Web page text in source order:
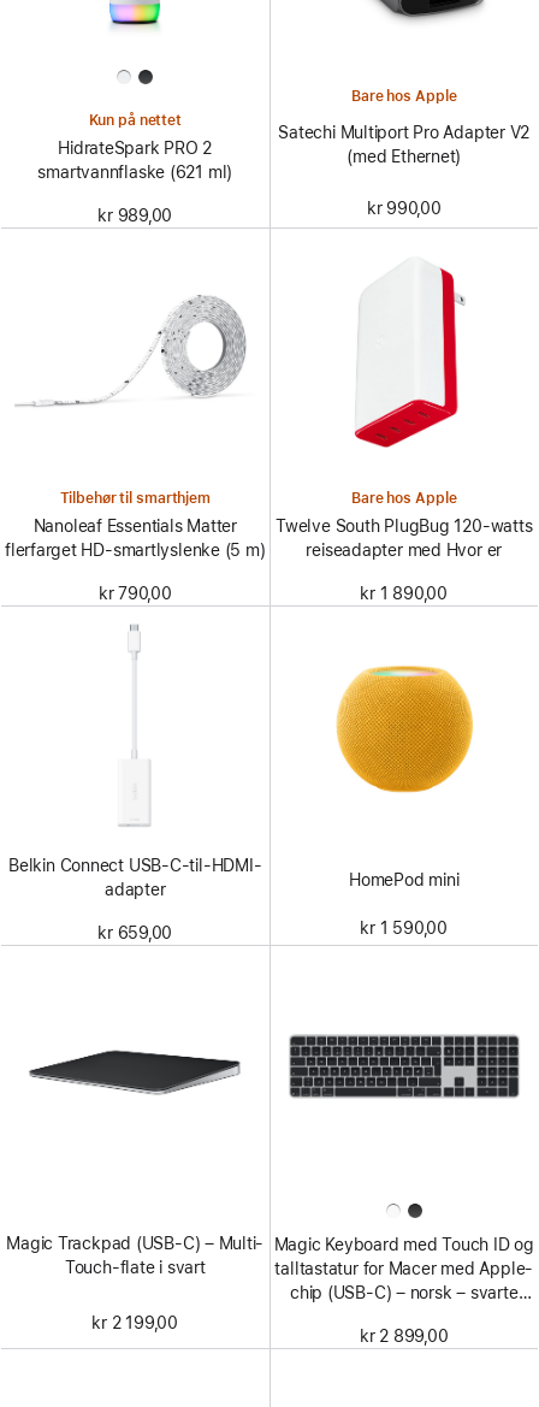
Kun på nettet
HidrateSpark PRO 2
smartvannflaske (621 ml)
kr 989,00
Bare hos Apple
Satechi Multiport Pro Adapter V2
(med Ethernet)
kr 990,00
Tilbehør til smarthjem
Nanoleaf Essentials Matter
flerfarget HD-smartlyslenke (5 m)
kr 790,00
Bare hos Apple
Twelve South PlugBug 120-watts
reiseadapter med Hvor er
kr 1 890,00
Belkin Connect USB-C-til-HDMI-
adapter
kr 659,00
HomePod mini
kr 1 590,00
Magic Trackpad (USB-C) – Multi-
Touch-flate i svart
kr 2 199,00
Magic Keyboard med Touch ID og
talltastatur for Macer med Apple-
chip (USB‑C) – norsk – svarte
kr 2 899,00